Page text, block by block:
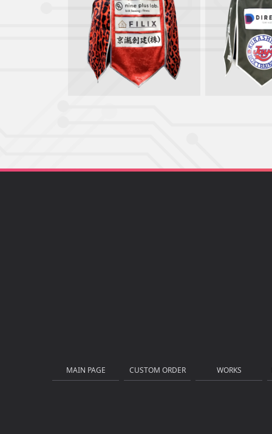
MAIN PAGE CUSTOM ORDER WORKS